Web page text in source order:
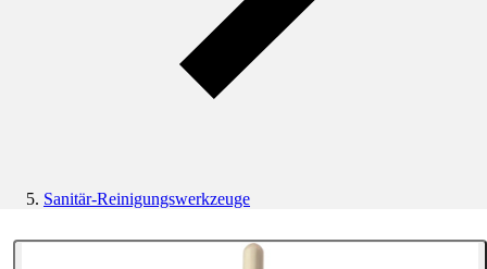
Sanitär-Reinigungswerkzeuge